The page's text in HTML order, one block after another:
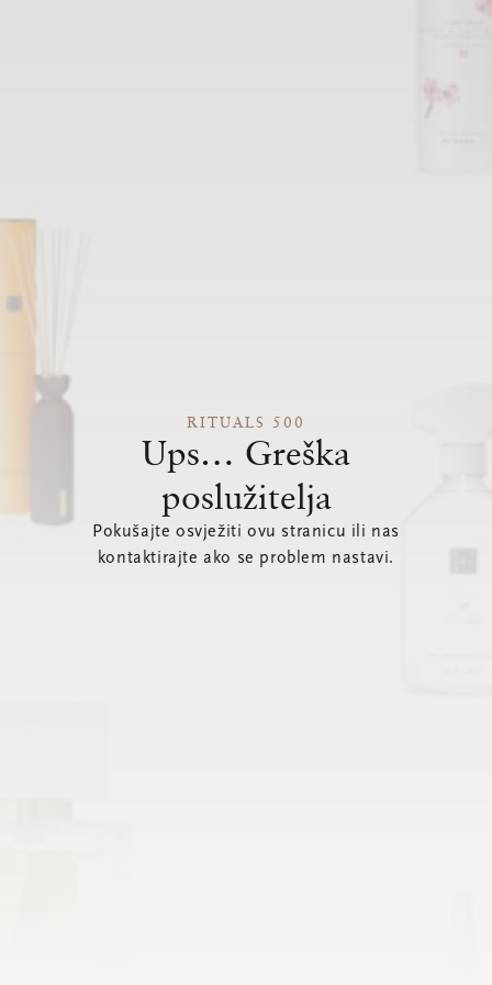
RITUALS 500
Ups… Greška
poslužitelja
Pokušajte osvježiti ovu stranicu ili nas
kontaktirajte ako se problem nastavi.